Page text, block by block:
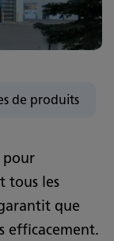
de produits
pour
tous les
que
efficacement.